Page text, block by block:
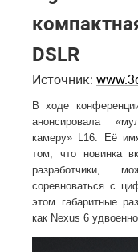
DSLR
Источник:
В ходе
анонсировала
камеру» L16. Её
том, что новинка
разработчики,
соревноваться с
этом габаритные
как Nexus 6